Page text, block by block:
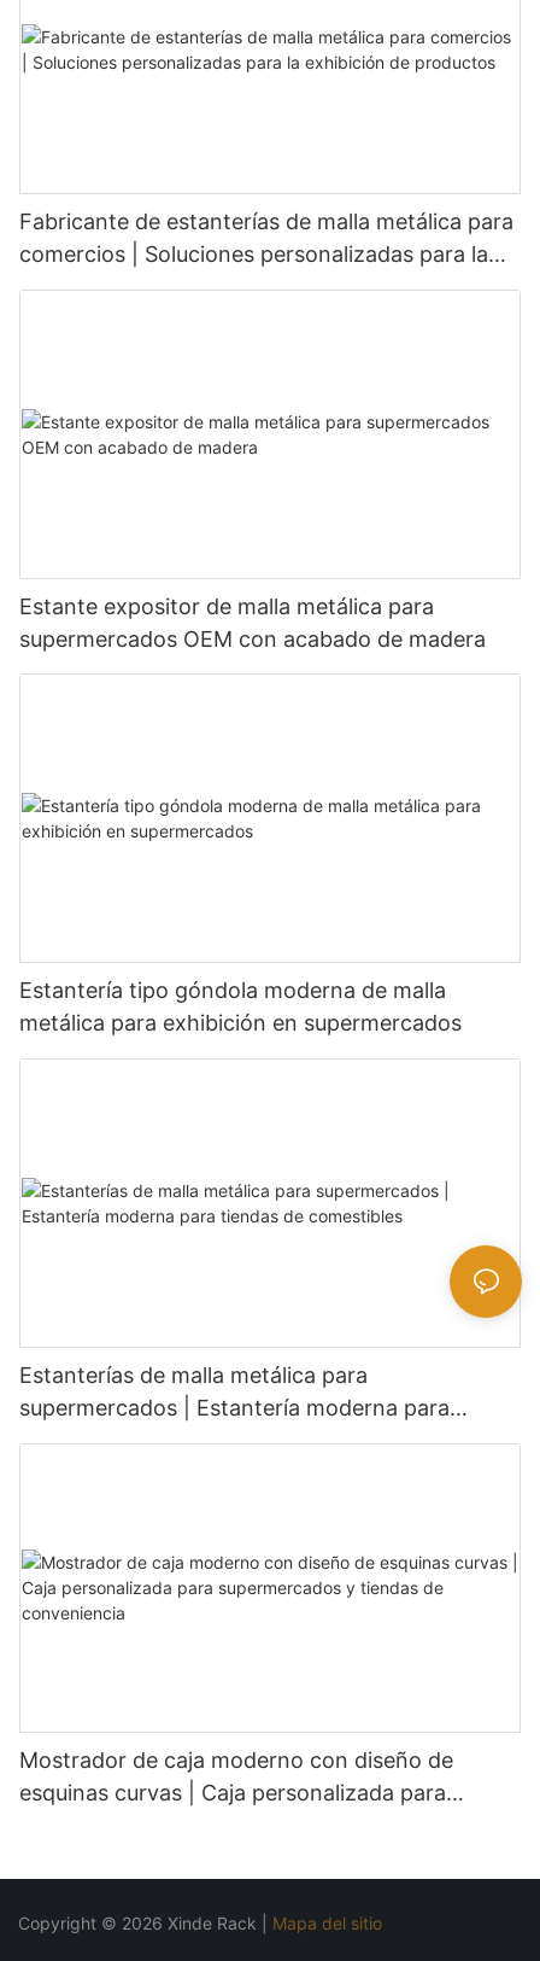
Fabricante de estanterías de malla metálica para
comercios | Soluciones personalizadas para la
exhibición de productos
Estante expositor de malla metálica para
supermercados OEM con acabado de madera
Estantería tipo góndola moderna de malla
metálica para exhibición en supermercados
Estanterías de malla metálica para
supermercados | Estantería moderna para
tiendas de comestibles
Mostrador de caja moderno con diseño de
esquinas curvas | Caja personalizada para
Copyright © 2026 Xinde Rack | Mapa del sitio